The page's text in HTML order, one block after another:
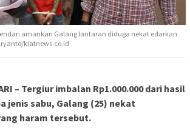
amankan Galang lantaran diduga nekat edarkan
kiatnews.co.id
– Tergiur imbalan Rp1.000.000 dari hasil
jenis sabu, Galang (25) nekat
haram tersebut.